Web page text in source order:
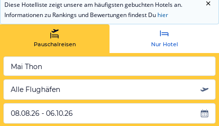
Diese Hotelliste zeigt unsere am häufigsten gebuchten Hotels an.
Informationen zu Rankings und Bewertungen findest Du hier
Pauschalreisen Nur Hotel
Mai Thon
Alle Flughäfen
08.08.26 - 06.10.26